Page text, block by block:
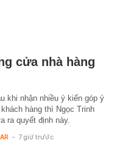
cửa nhà hàng
khi nhận nhiều ý kiến góp ý
hàng thì Ngọc Trinh
ra quyết định này.
- 7 giờ trước